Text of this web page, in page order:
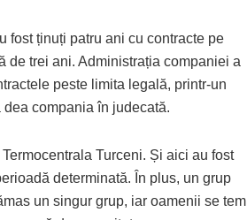
fost ținuți patru ani cu contracte pe
de trei ani. Administrația companiei a
peste limita legală, printr-un
compania în judecată.
Turceni. Și aici au fost
determinată. În plus, un grup
un singur grup, iar oamenii se tem